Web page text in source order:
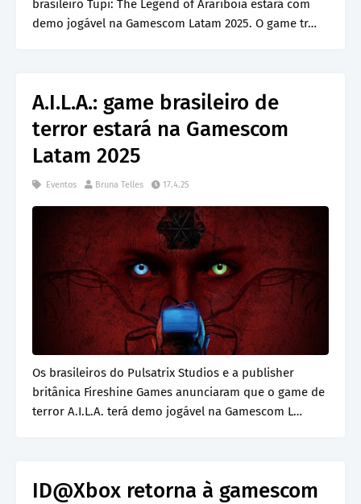
brasileiro Tupi: The Legend of Arariboia estará com
demo jogável na Gamescom Latam 2025. O game tr…
A.I.L.A.: game brasileiro de
terror estará na Gamescom
Latam 2025
Eventos Bruna Telles 17.4.25
Os brasileiros do Pulsatrix Studios e a publisher
britânica Fireshine Games anunciaram que o game de
terror A.I.L.A. terá demo jogável na Gamescom L…
ID@Xbox retorna à gamescom